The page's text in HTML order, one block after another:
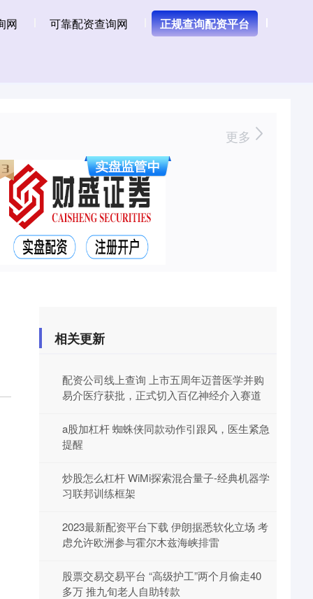
网 可靠配资查询网 正规查询配资平台
更多
相关更新
配资公司线上查询 上市五周年迈普医学并购
易介医疗获批，正式切入百亿神经介入赛道
a股加杠杆 蜘蛛侠同款动作引跟风，医生紧急
提醒
炒股怎么杠杆 WiMi探索混合量子-经典机器学
习联邦训练框架
2023最新配资平台下载 伊朗据悉软化立场 考
虑允许欧洲参与霍尔木兹海峡排雷
股票交易交易平台 “高级护工”两个月偷走40
多万 推九旬老人自助转款